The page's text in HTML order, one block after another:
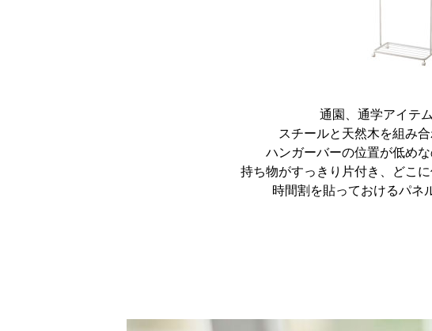
通園、通学アイテ
スチールと天然木を組み
ハンガーバーの位置が低め
持ち物がすっきり片付き、どこ
時間割を貼っておけるパネ